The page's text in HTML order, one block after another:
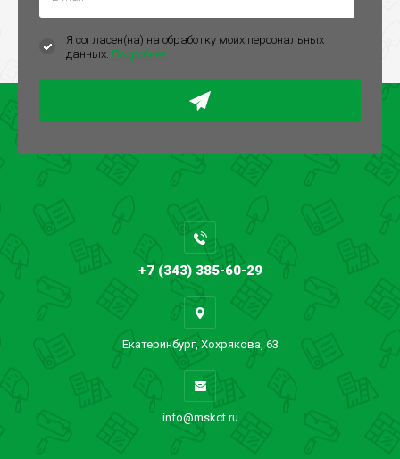
Я согласен(на) на обработку моих персональных
данных. Подробнее
+7 (343) 385-60-29
Екатеринбург, Хохрякова, 63
info@mskct.ru